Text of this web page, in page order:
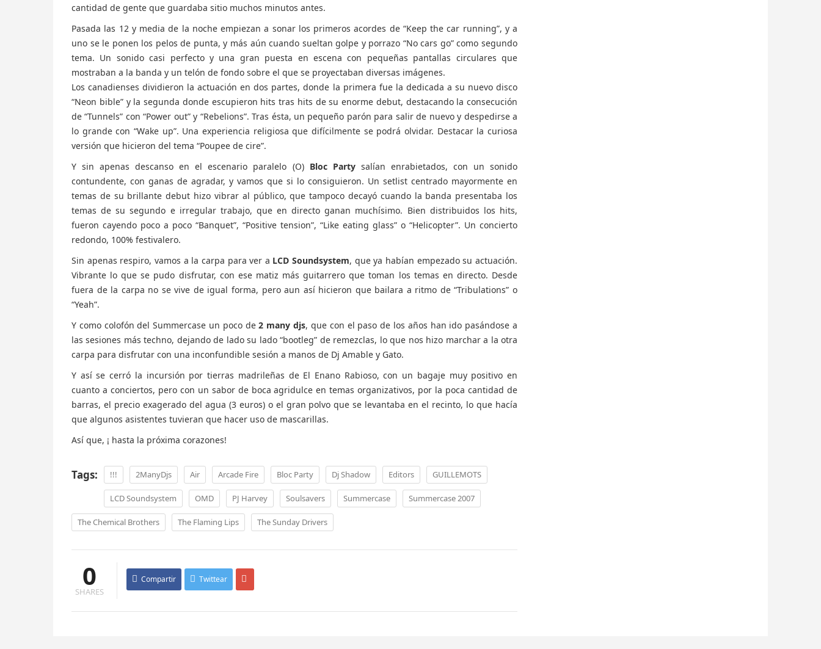
cantidad de gente que guardaba sitio muchos minutos antes.
Pasada las 12 y media de la noche empiezan a sonar los primeros acordes de “Keep the car running”, y a
uno se le ponen los pelos de punta, y más aún cuando sueltan golpe y porrazo “No cars go” como segundo
tema. Un sonido casi perfecto y una gran puesta en escena con pequeñas pantallas circulares que
mostraban a la banda y un telón de fondo sobre el que se proyectaban diversas imágenes.
Los canadienses dividieron la actuación en dos partes, donde la primera fue la dedicada a su nuevo disco
“Neon bible” y la segunda donde escupieron hits tras hits de su enorme debut, destacando la consecución
de “Tunnels” con “Power out” y “Rebelions”. Tras ésta, un pequeño parón para salir de nuevo y despedirse a
lo grande con “Wake up”. Una experiencia religiosa que difícilmente se podrá olvidar. Destacar la curiosa
versión que hicieron del tema “Poupee de cire”.
Y sin apenas descanso en el escenario paralelo (O) Bloc Partysalían enrabietados, con un sonido
contundente, con ganas de agradar, y vamos que si lo consiguieron. Un setlist centrado mayormente en
temas de su brillante debut hizo vibrar al público, que tampoco decayó cuando la banda presentaba los
temas de su segundo e irregular trabajo, que en directo ganan muchísimo. Bien distribuidos los hits,
fueron cayendo poco a poco “Banquet”, “Positive tension”, “Like eating glass” o “Helicopter”. Un concierto
redondo, 100% festivalero.
Sin apenas respiro, vamos a la carpa para ver a LCD Soundsystem, que ya habían empezado su actuación.
Vibrante lo que se pudo disfrutar, con ese matiz más guitarrero que toman los temas en directo. Desde
fuera de la carpa no se vive de igual forma, pero aun así hicieron que bailara a ritmo de “Tribulations” o
“Yeah”.
Y como colofón del Summercase un poco de2 many djs, que con el paso de los años han ido pasándose a
las sesiones más techno, dejando de lado su lado “bootleg” de remezclas, lo que nos hizo marchar a la otra
carpa para disfrutar con una inconfundible sesión a manos de Dj Amable y Gato.
Y así se cerró la incursión por tierras madrileñas de El Enano Rabioso, con un bagaje muy positivo en
cuanto a conciertos, pero con un sabor de boca agridulce en temas organizativos, por la poca cantidad de
barras, el precio exagerado del agua (3 euros) o el gran polvo que se levantaba en el recinto, lo que hacía
que algunos asistentes tuvieran que hacer uso de mascarillas.
Así que, ¡ hasta la próxima corazones!
Tags: !!! 2ManyDjs Air Arcade Fire Bloc Party Dj Shadow Editors GUILLEMOTS
LCD Soundsystem OMD PJ Harvey Soulsavers Summercase Summercase 2007
The Chemical Brothers The Flaming Lips The Sunday Drivers
0
SHARES
Compartir Twittear